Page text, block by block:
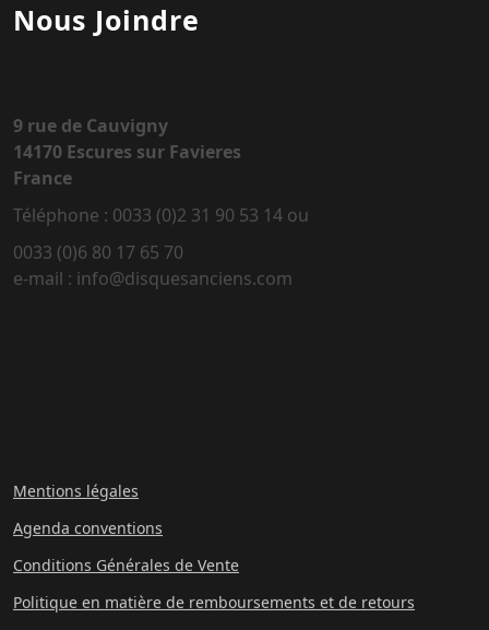
Nous Joindre
9 rue de Cauvigny
14170 Escures sur Favieres
France
Téléphone : 0033 (0)2 31 90 53 14 ou
0033 (0)6 80 17 65 70
e-mail : info@disquesanciens.com
Mentions légales
Agenda conventions
Conditions Générales de Vente
Politique en matière de remboursements et de retours